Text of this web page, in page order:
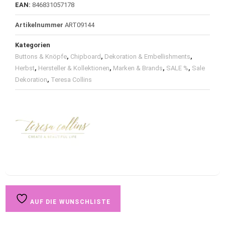
EAN: 846831057178
Artikelnummer ART09144
Kategorien
Buttons & Knöpfe, Chipboard, Dekoration & Embellishments,
Herbst, Hersteller & Kollektionen, Marken & Brands, SALE %, Sale
Dekoration, Teresa Collins
AUF DIE WUNSCHLISTE